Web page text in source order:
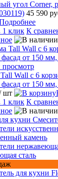
угол Corner,
45 590
1 клик К
Wall с 6
от 150
шт
1 клик К
камень
сталь